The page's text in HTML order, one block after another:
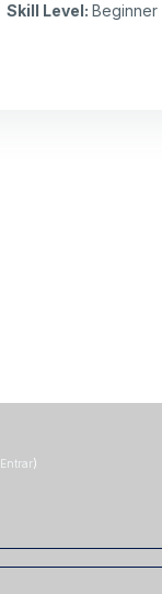
Skill Level: Beginner
Entrar)